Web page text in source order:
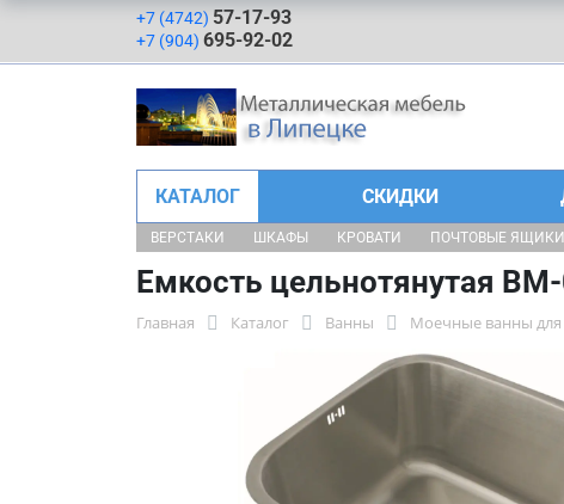
+7 (4742) 57-17-93
+7 (904) 695-92-02
КАТАЛОГ СКИДКИ
ВЕРСТАКИ ШКАФЫ КРОВАТИ ПОЧТОВЫЕ ЯЩИКИ
Емкость цельнотянутая
Главная Каталог Ванны Моечные ванны